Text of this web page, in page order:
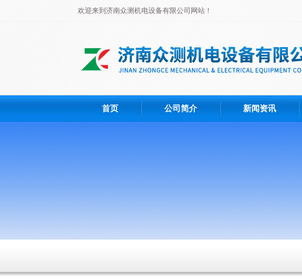
欢迎来到济南众测机电设备有限公司网站！
首页 公司简介 新闻资讯